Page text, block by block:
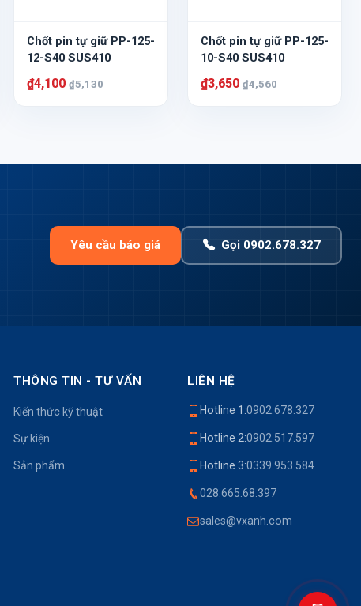
Chốt pin tự giữ PP-125-
12-S40 SUS410
₫4,100 ₫5,130
Chốt pin tự giữ PP-125-
10-S40 SUS410
₫3,650 ₫4,560
Yêu cầu báo giá Gọi 0902.678.327
THÔNG TIN - TƯ VẤN
Kiến thức kỹ thuật
Sự kiện
Sản phẩm
LIÊN HỆ
Hotline 1:0902.678.327
Hotline 2:0902.517.597
Hotline 3:0339.953.584
028.665.68.397
sales@vxanh.com